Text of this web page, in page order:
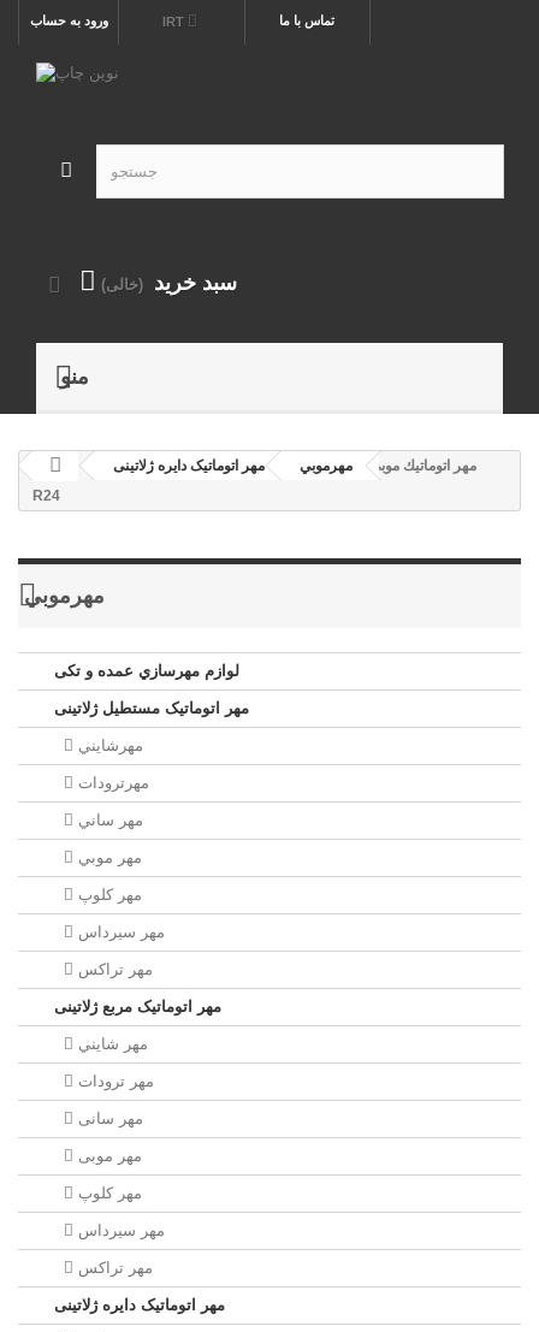
ورود به حساب IRT تماس با ما
سبد خرید (خالی)
منو
مهر اتوماتیک دايره ژلاتینی مهرموبي
مهر اتوماتيك موبي
R24
مهرموبي
لوازم مهرسازي عمده و تکی
مهر اتوماتیک مستطيل ژلاتینی
مهرشايني
مهرترودات
مهر ساني
مهر موبي
مهر كلوپ
مهر سيرداس
مهر تراکس
مهر اتوماتیک مربع ژلاتینی
مهر شايني
مهر ترودات
مهر سانی
مهر موبی
مهر كلوپ
مهر سيرداس
مهر تراکس
مهر اتوماتیک دايره ژلاتینی